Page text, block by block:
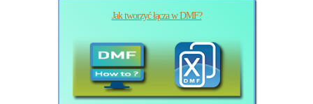
Jak tworzyć łącza w DMF?